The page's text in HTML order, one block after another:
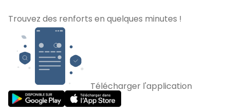
Trouvez des renforts en quelques minutes !
Télécharger l'application